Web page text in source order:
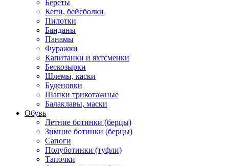
Береты
Кепи, бейсболки
Пилотки
Банданы
Панамы
Фуражки
Капитанки и яхтсменки
Бескозырки
Шлемы, каски
Буденовки
Шапки трикотажные
Балаклавы, маски
Обувь
Летние ботинки (берцы)
Зимние ботинки (берцы)
Сапоги
Полуботинки (туфли)
Тапочки